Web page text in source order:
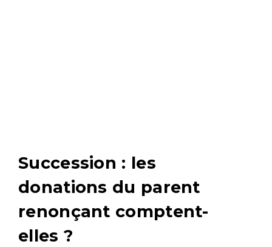
Succession : les
donations du parent
renonçant comptent-
elles ?